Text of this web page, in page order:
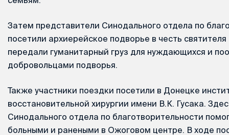
Затем представители Синодального отдела по
посетили архиерейское подворье в честь
передали гуманитарный груз для нуждающихся и
добровольцами подворья.
Также участники поездки посетили в Донецке
восстановительной хирургии имени В.К. Гусака.
Синодального отдела по благотворительности
больными и ранеными в Ожоговом центре. В ходе